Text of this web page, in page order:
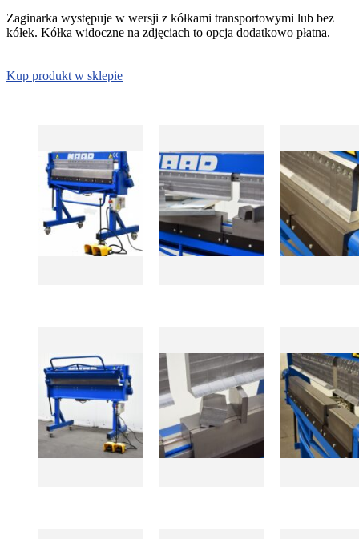
Zaginarka występuje w wersji z kółkami transportowymi lub bez
kółek. Kółka widoczne na zdjęciach to opcja dodatkowo płatna.
Kup produkt w sklepie